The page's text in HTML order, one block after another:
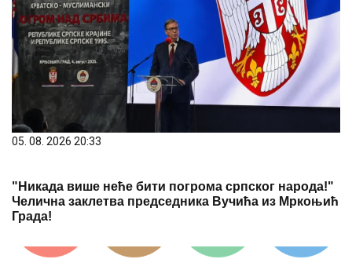
05. 08. 2026 20:33
"Никада више неће бити погрома српског народа!"
Челична заклетва председника Вучића из Мркоњић
Града!